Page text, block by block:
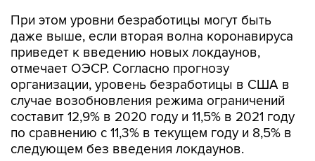
При этом уровни безработицы могут быть
даже выше, если вторая волна коронавируса
приведет к введению новых локдаунов,
отмечает ОЭСР. Согласно прогнозу
организации, уровень безработицы в США в
случае возобновления режима ограничений
составит 12,9% в 2020 году и 11,5% в 2021 году
по сравнению с 11,3% в текущем году и 8,5% в
следующем без введения локдаунов.